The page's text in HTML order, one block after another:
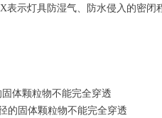
示灯具防湿气、防水侵入的密闭
体颗粒物不能完全穿透
的固体颗粒物不能完全穿透